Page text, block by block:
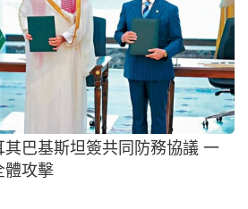
巴基斯坦簽共同防務協議 一
體攻擊